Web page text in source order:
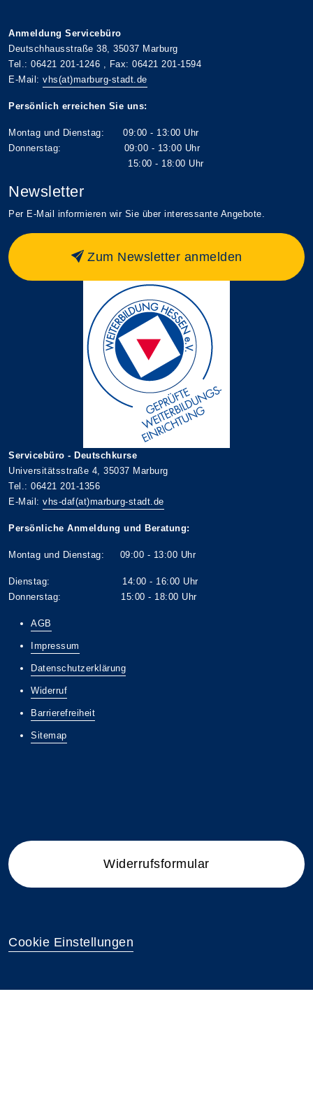
Anmeldung Servicebüro
Deutschhausstraße 38, 35037 Marburg
Tel.: 06421 201-1246 , Fax: 06421 201-1594
E-Mail: vhs(at)marburg-stadt.de
Persönlich erreichen Sie uns:
Montag und Dienstag: 09:00 - 13:00 Uhr
Donnerstag: 09:00 - 13:00 Uhr
15:00 - 18:00 Uhr
Newsletter
Per E-Mail informieren wir Sie über interessante Angebote.
Zum Newsletter anmelden
Servicebüro - Deutschkurse
Universitätsstraße 4, 35037 Marburg
Tel.: 06421 201-1356
E-Mail: vhs-daf(at)marburg-stadt.de
Persönliche Anmeldung und Beratung:
Montag und Dienstag: 09:00 - 13:00 Uhr
Dienstag: 14:00 - 16:00 Uhr
Donnerstag: 15:00 - 18:00 Uhr
AGB
Impressum
Datenschutzerklärung
Widerruf
Barrierefreiheit
Sitemap
Widerrufsformular
Cookie Einstellungen